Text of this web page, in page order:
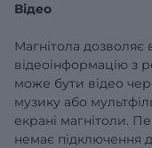
Відео
Магнітола дозволяє
відеоінформацію з
може бути відео
музику або
екрані магнітоли.
немає підключення